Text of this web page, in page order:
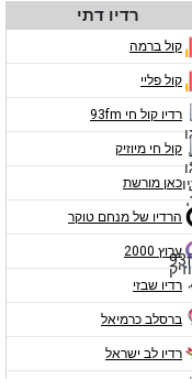
רדיו דתי
קול ברמה
קול פליי
רדיו קול חי 93fm
קול חי מיוזיק
כאן מורשת
הרדיו של מנחם טוקר
ערוץ 2000
רדיו שבזי
ברסלב כרמיאל
רדיו לב ישראל